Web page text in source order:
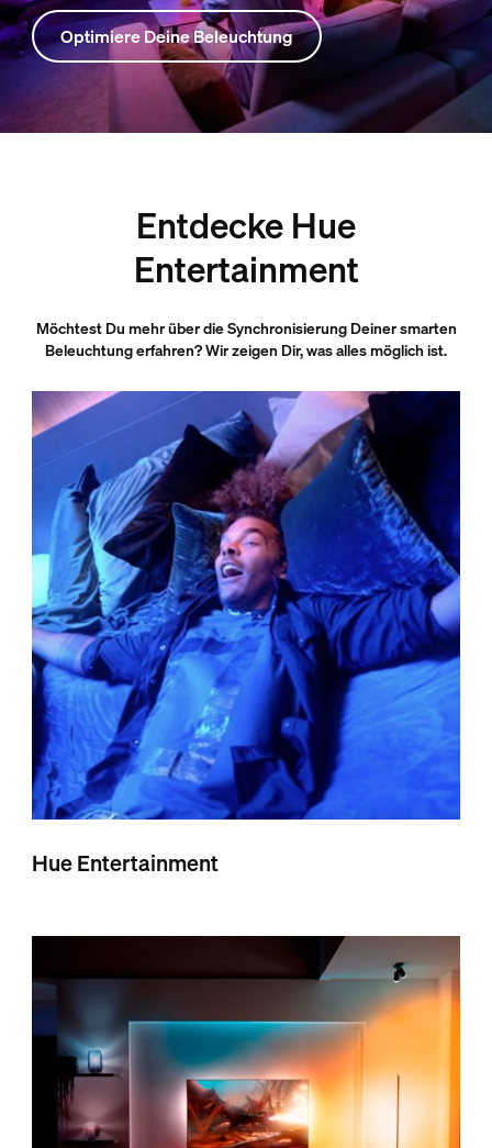
Optimiere Deine Beleuchtung
Entdecke Hue
Entertainment
Möchtest Du mehr über die Synchronisierung Deiner smarten
Beleuchtung erfahren? Wir zeigen Dir, was alles möglich ist.
Hue Entertainment